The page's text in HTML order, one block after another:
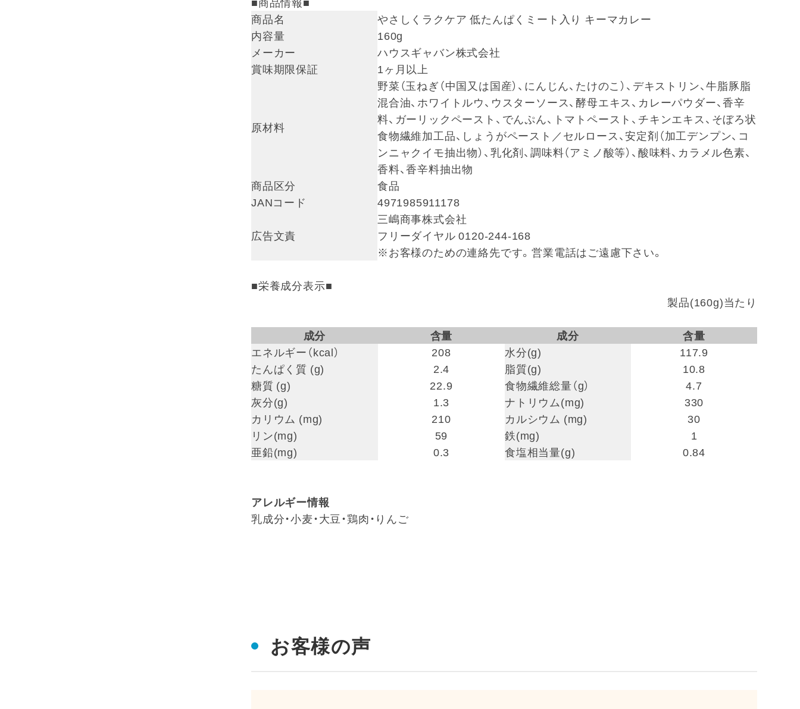
商品名
やさしくラクケア 低たんぱくミート入り キーマカレー
内容量
160g
メーカー
ハウスギャバン株式会社
賞味期限保証
1ヶ月以上
原材料
野菜（玉ねぎ（中国又は国産）、にんじん、たけのこ）、デキストリン、牛脂豚脂
混合油、ホワイトルウ、ウスターソース、酵母エキス、カレーパウダー、香辛
料、ガーリックペースト、でんぷん、トマトペースト、チキンエキス、そぼろ状
食物繊維加工品、しょうがペースト／セルロース、安定剤（加工デンプン、コ
ンニャクイモ抽出物）、乳化剤、調味料（アミノ酸等）、酸味料、カラメル色素、
香料、香辛料抽出物
商品区分
食品
JANコード
4971985911178
広告文責
三嶋商事株式会社
フリーダイヤル 0120-244-168
※お客様のための連絡先です。営業電話はご遠慮下さい。
■栄養成分表示■
製品(160g)当たり
成分 含量 成分
含量
エネルギー（kcal）
208 水分(g)
117.9
たんぱく質 (g)
2.4 脂質(g)
10.8
糖質 (g)
22.9 食物繊維総量（g）
4.7
灰分(g)
1.3 ナトリウム(mg)
330
カリウム (mg)
210 カルシウム (mg)
30
リン(mg)
59 鉄(mg)
1
亜鉛(mg)
0.3 食塩相当量(g) 0.84
アレルギー情報
乳成分・小麦・大豆・鶏肉・りんご
お客様の声